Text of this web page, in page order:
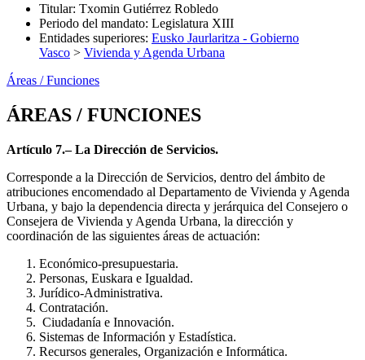
Titular: Txomin Gutiérrez Robledo
Periodo del mandato: Legislatura XIII
Entidades superiores: Eusko Jaurlaritza - Gobierno
Vasco > Vivienda y Agenda Urbana
Áreas / Funciones
ÁREAS / FUNCIONES
Artículo 7.– La Dirección de Servicios.
Corresponde a la Dirección de Servicios, dentro del ámbito de
atribuciones encomendado al Departamento de Vivienda y Agenda
Urbana, y bajo la dependencia directa y jerárquica del Consejero o
Consejera de Vivienda y Agenda Urbana, la dirección y
coordinación de las siguientes áreas de actuación:
Económico-presupuestaria.
Personas, Euskara e Igualdad.
Jurídico-Administrativa.
Contratación.
Ciudadanía e Innovación.
Sistemas de Información y Estadística.
Recursos generales, Organización e Informática.